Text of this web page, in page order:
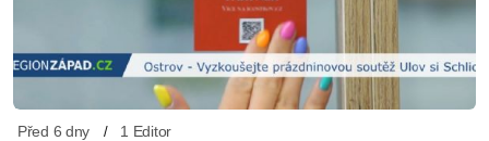
Před 6 dny 1 Editor